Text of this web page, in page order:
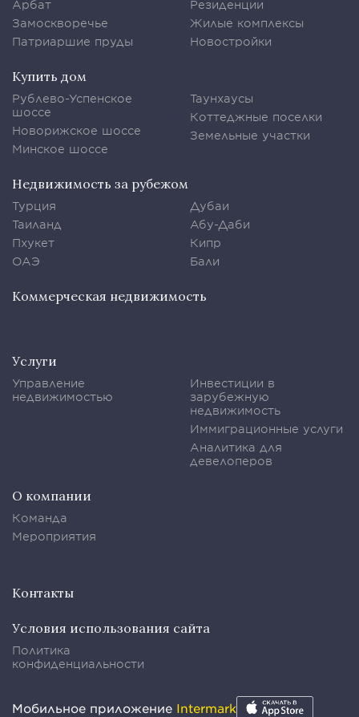
Арбат
Замоскворечье
Патриаршие пруды
Резиденции
Жилые комплексы
Новостройки
Купить дом
Рублево-Успенское
шоссе
Новорижское шоссе
Минское шоссе
Таунхаусы
Коттеджные поселки
Земельные участки
Недвижимость за рубежом
Турция
Таиланд
Пхукет
ОАЭ
Дубаи
Абу-Даби
Кипр
Бали
Коммерческая недвижимость
Услуги
Управление
недвижимостью
Инвестиции в
зарубежную
недвижимость
Иммиграционные услуги
Аналитика для
девелоперов
О компании
Команда
Мероприятия
Контакты
Условия использования сайта
Политика
конфиденциальности
Мобильное приложение Intermark